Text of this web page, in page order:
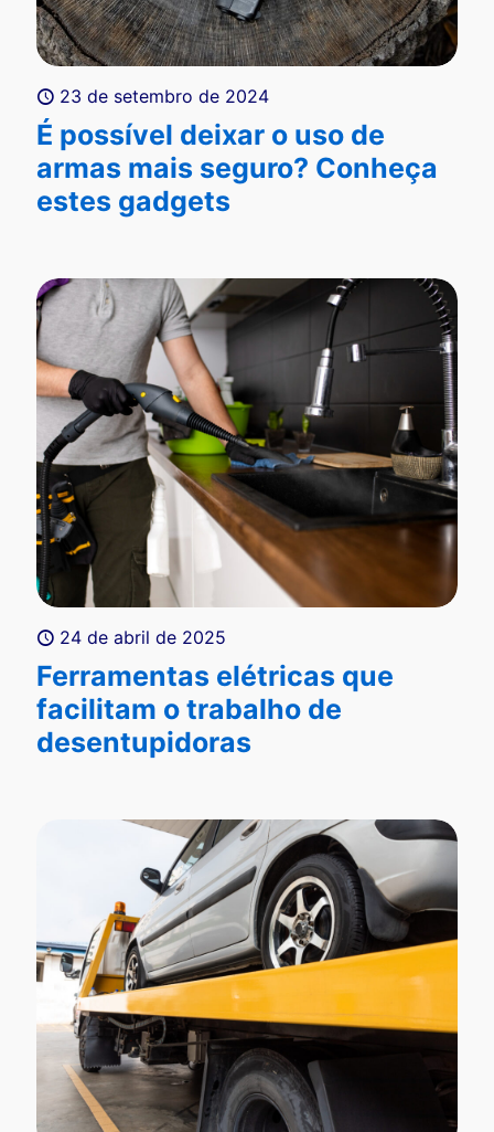
23 de setembro de 2024
É possível deixar o uso de
armas mais seguro? Conheça
estes gadgets
24 de abril de 2025
Ferramentas elétricas que
facilitam o trabalho de
desentupidoras